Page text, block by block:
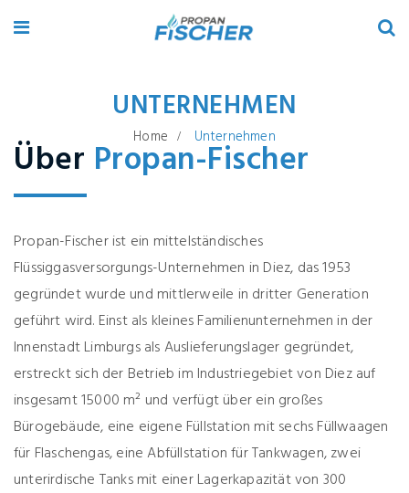
UNTERNEHMEN
Home Unternehmen
Über Propan-Fischer
Propan-Fischer ist ein mittelständisches
Flüssiggasversorgungs-Unternehmen in Diez, das 1953
gegründet wurde und mittlerweile in dritter Generation
geführt wird. Einst als kleines Familienunternehmen in der
Innenstadt Limburgs als Auslieferungslager gegründet,
erstreckt sich der Betrieb im Industriegebiet von Diez auf
insgesamt 15000 m² und verfügt über ein großes
Bürogebäude, eine eigene Füllstation mit sechs Füllwaagen
für Flaschengas, eine Abfüllstation für Tankwagen, zwei
unterirdische Tanks mit einer Lagerkapazität von 300